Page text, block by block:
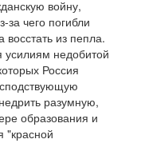
войну,
чего погибли
из пепла.
усилиям недобитой
Россия
разумную,
образования и
"красной